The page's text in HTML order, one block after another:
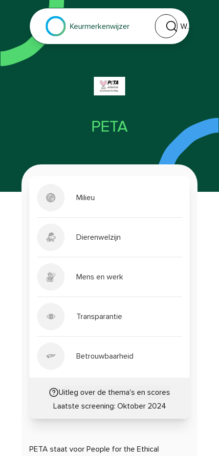
Keurmerkenwijzer
Welk keurmerk of
PETA
Milieu
Dierenwelzijn
Mens en werk
Transparantie
Betrouwbaarheid
Uitleg over de thema's en scores
Laatste screening: Oktober 2024
PETA staat voor People for the Ethical